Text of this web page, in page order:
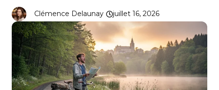
Clémence Delaunay juillet 16, 2026